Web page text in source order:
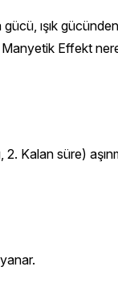
ışık
Manyetik Effekt
Kalan süre)